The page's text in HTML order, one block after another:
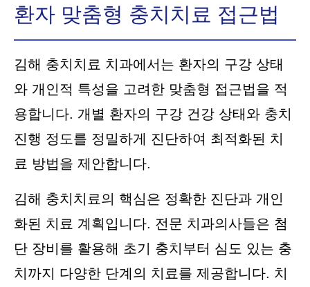
환자 맞춤형 충치치료 접근법
김해 충치치료 치과에서는 환자의 구강 상태
와 개인적 특성을 고려한 맞춤형 접근법을 적
용합니다. 개별 환자의 구강 건강 상태와 충치
진행 정도를 정밀하게 진단하여 최적화된 치
료 방법을 제안합니다.
김해 충치치료의 핵심은 정확한 진단과 개인
화된 치료 계획입니다. 전문 치과의사들은 첨
단 장비를 활용해 초기 충치부터 심도 있는 충
치까지 다양한 단계의 치료를 제공합니다. 치